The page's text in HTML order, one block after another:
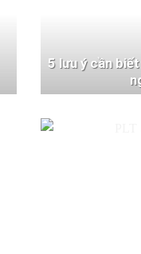
5 lưu ý cần